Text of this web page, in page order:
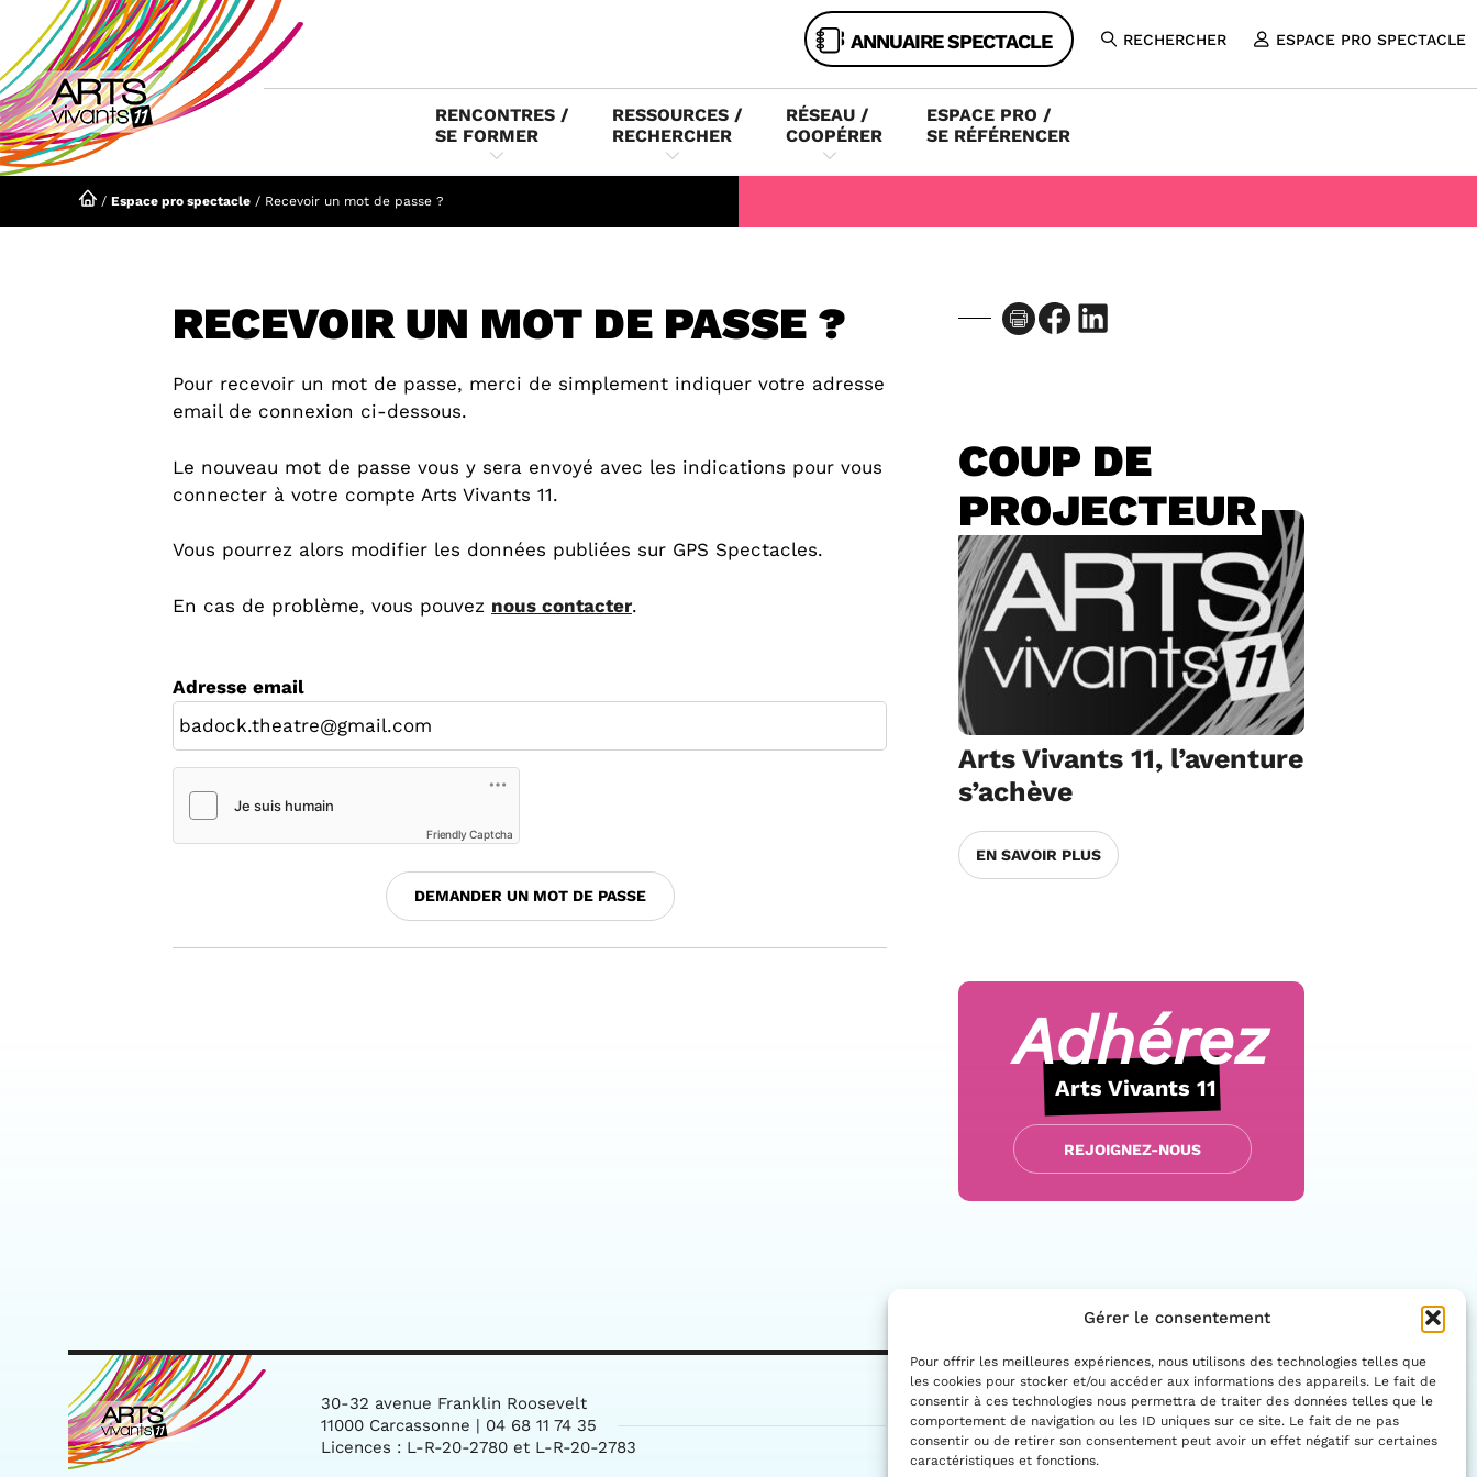
Gérer le consentement
Pour offrir les meilleures expériences, nous utilisons des technologies telles que
les cookies pour stocker et/ou accéder aux informations des appareils. Le fait de
consentir à ces technologies nous permettra de traiter des données telles que le
comportement de navigation ou les ID uniques sur ce site. Le fait de ne pas
consentir ou de retirer son consentement peut avoir un effet négatif sur certaines
caractéristiques et fonctions.
contenu
ANNUAIRE SPECTACLE
RECHERCHER
ESPACE PRO SPECTACLE
RENCONTRES /
SE FORMER
RESSOURCES /
RECHERCHER
RÉSEAU /
COOPÉRER
ESPACE PRO /
SE RÉFÉRENCER
/ Espace pro spectacle / Recevoir un mot de passe ?
RECEVOIR UN MOT DE PASSE ?
Pour recevoir un mot de passe, merci de simplement indiquer votre adresse
email de connexion ci-dessous.
Le nouveau mot de passe vous y sera envoyé avec les indications pour vous
connecter à votre compte Arts Vivants 11.
Vous pourrez alors modifier les données publiées sur GPS Spectacles.
En cas de problème, vous pouvez nous contacter.
Adresse email
Friendly Captcha
Facebook
LinkedIn
COUP DE
PROJECTEUR
Arts Vivants 11, l’aventure
s’achève
EN SAVOIR PLUS
Adhérez
Arts Vivants 11
REJOIGNEZ-NOUS
30-32 avenue Franklin Roosevelt
11000 Carcassonne | 04 68 11 74 35
Licences : L-R-20-2780 et L-R-20-2783
CONTACTEZ-NOUS